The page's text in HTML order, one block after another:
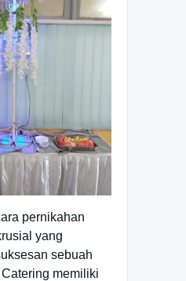
pernikahan
yang
sebuah
memiliki